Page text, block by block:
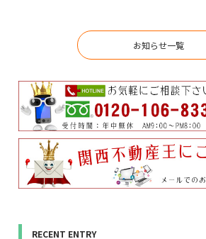
お知らせ一覧
RECENT ENTRY